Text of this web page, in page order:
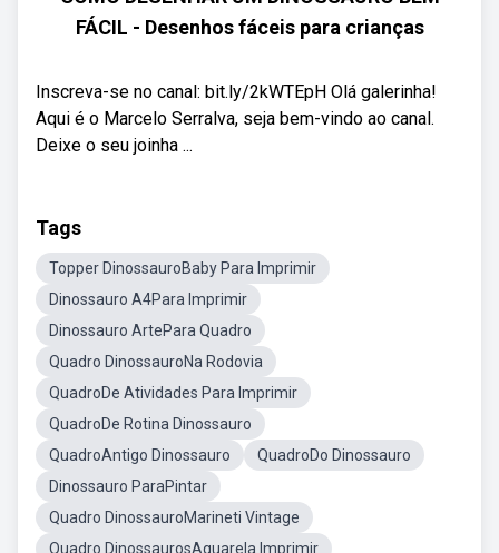
FÁCIL - Desenhos fáceis para crianças
Inscreva-se no canal: bit.ly/2kWTEpH Olá galerinha!
Aqui é o Marcelo Serralva, seja bem-vindo ao canal.
Deixe o seu joinha ...
Tags
Topper DinossauroBaby Para Imprimir
Dinossauro A4Para Imprimir
Dinossauro ArtePara Quadro
Quadro DinossauroNa Rodovia
QuadroDe Atividades Para Imprimir
QuadroDe Rotina Dinossauro
QuadroAntigo Dinossauro
QuadroDo Dinossauro
Dinossauro ParaPintar
Quadro DinossauroMarineti Vintage
Quadro DinossaurosAquarela Imprimir